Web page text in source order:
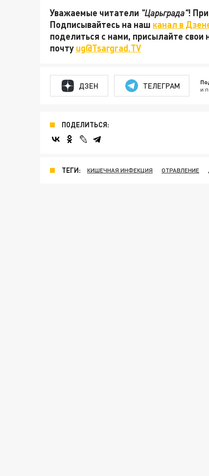
Уважаемые читатели "Царьграда"!
Подписывайтесь на наш канал в
поделиться с нами, присылайте
почту ug@Tsargrad.TV
ДЗЕН ТЕЛЕГРАМ и
ПОДЕЛИТЬСЯ:
ТЕГИ: КИШЕЧНАЯ ИНФЕКЦИЯ ОТРАВЛЕНИЕ